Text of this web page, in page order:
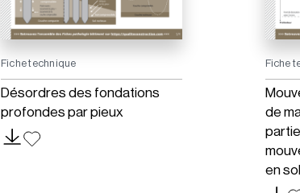
Fiche technique
Désordres des fondations
profondes par pieux
Fiche
de
en